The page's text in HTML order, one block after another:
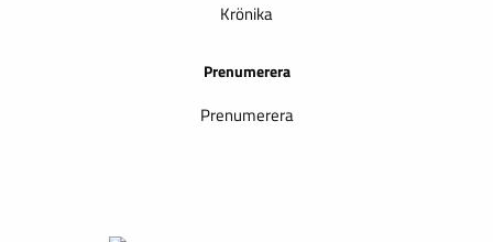
Krönika
Prenumerera
Prenumerera